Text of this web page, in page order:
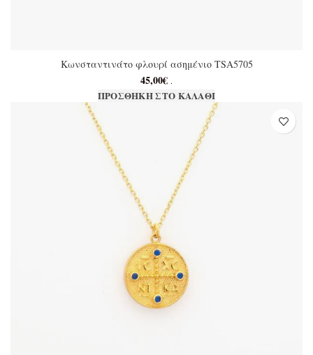
Κωνσταντινάτο φλουρί ασημένιο TSA5705
45,00€ .
ΠΡΟΣΘΉΚΗ ΣΤΟ ΚΑΛΆΘΙ